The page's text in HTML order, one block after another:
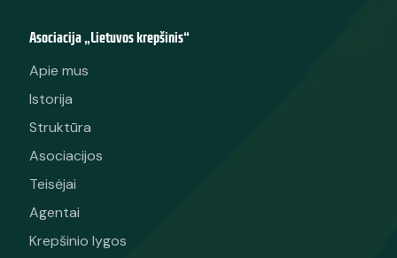
Asociacija „Lietuvos krepšinis“
Apie mus
Istorija
Struktūra
Asociacijos
Teisėjai
Agentai
Krepšinio lygos